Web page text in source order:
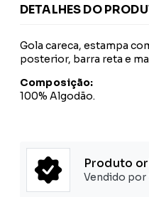
DETALHES DO
Gola careca, estampa
posterior, barra reta e
Composição:
100% Algodão.
Produto
Vendido por